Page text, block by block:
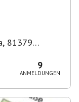
81379
9
ANMELDUNGEN